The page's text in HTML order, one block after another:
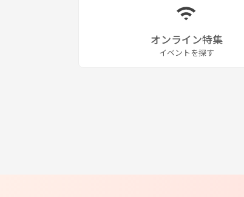
オンライン特集
イベントを探す